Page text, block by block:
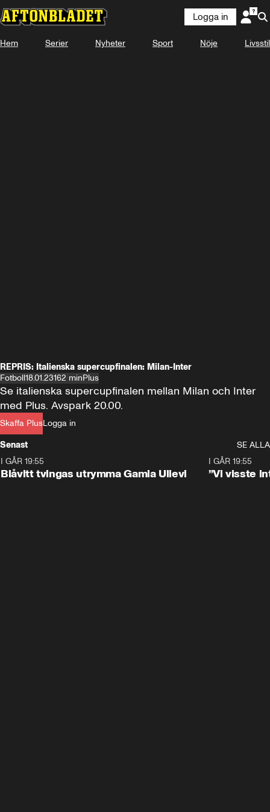
Logga in
Hem Serier Nyheter Sport Nöje Livsstil
REPRIS: Italienska supercupfinalen: Milan-Inter
Fotboll18.01.23162 minPlus
Skaffa PlusLogga in
Se italienska supercupfinalen mellan Milan och Inter
med Plus. Avspark 20.00.
Senast
SE ALLA
I GÅR 19:55
Blåvitt tvingas utrymma Gamla Ullevi
I GÅR 19:55
”Vi visste